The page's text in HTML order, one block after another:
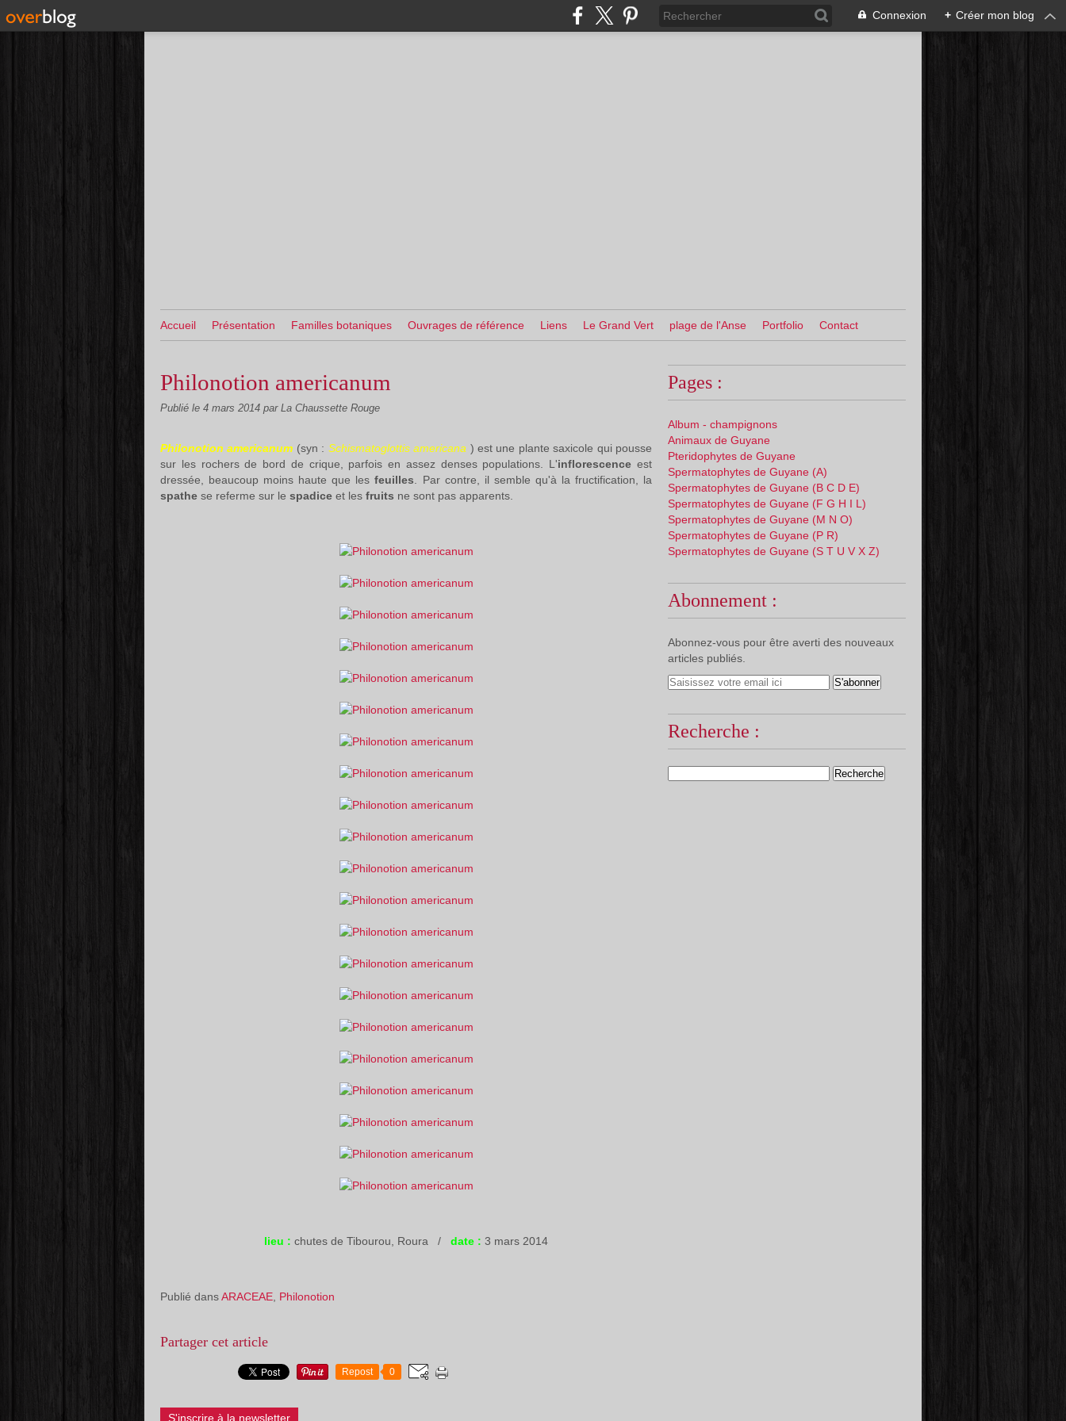
Connexion + Créer mon blog
Accueil Présentation Familles botaniques Ouvrages de référence Liens Le Grand Vert plage de l'Anse Portfolio Contact
Philonotion americanum
Publié le 4 mars 2014 par La Chaussette Rouge
Philonotion americanum (syn : Schismatoglottis americana ) est une plante saxicole qui pousse
sur les rochers de bord de crique, parfois en assez denses populations. L'inflorescence est
dressée, beaucoup moins haute que lesfeuilles . Par contre, il semble qu'à la fructification, la
spathe se referme sur le spadice et les fruits ne sont pas apparents.
lieu : chutes de Tibourou, Roura / date : 3 mars 2014
Publié dansARACEAE Philonotion
Partager cet article
Repost 0
S'inscrire à la newsletter
Pages :
Album - champignons
Animaux de Guyane
Pteridophytes de Guyane
Spermatophytes de Guyane (A)
Spermatophytes de Guyane (B C D E)
Spermatophytes de Guyane (F G H I L)
Spermatophytes de Guyane (M N O)
Spermatophytes de Guyane (P R)
Spermatophytes de Guyane (S T U V X Z)
Abonnement :
Abonnez-vous pour être averti des nouveaux
articles publiés.
Recherche :